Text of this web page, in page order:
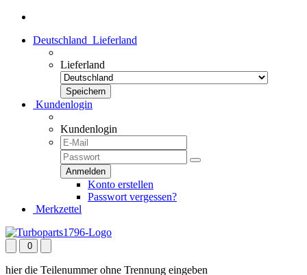
Deutschland Lieferland
Lieferland
Kundenlogin
Kundenlogin
Konto erstellen
Passwort vergessen?
Merkzettel
0
hier die Teilenummer ohne Trennung eingeben